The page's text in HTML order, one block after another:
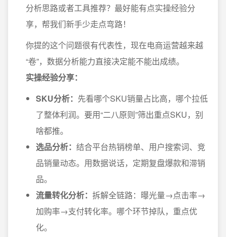
分析思路或者工具推荐？最好能有点实操经验分
享，帮我们新手少走点弯路！
你提的这个问题很有代表性，现在电商运营越来越
“卷”，数据分析能力直接决定能不能出成绩。
实操经验分享：
SKU分析： 先看哪个SKU销量占比高，哪个拉低
了整体利润。要用“二八原则”筛出重点SKU，别
啥都推。
选品分析： 结合平台热销榜单、用户搜索词、竞
品销量动态。用数据说话，定期复盘爆款和滞销
品。
流量转化分析： 拆解全链路：曝光量→点击率→
加购率→支付转化率。哪个环节掉队，重点优
化。